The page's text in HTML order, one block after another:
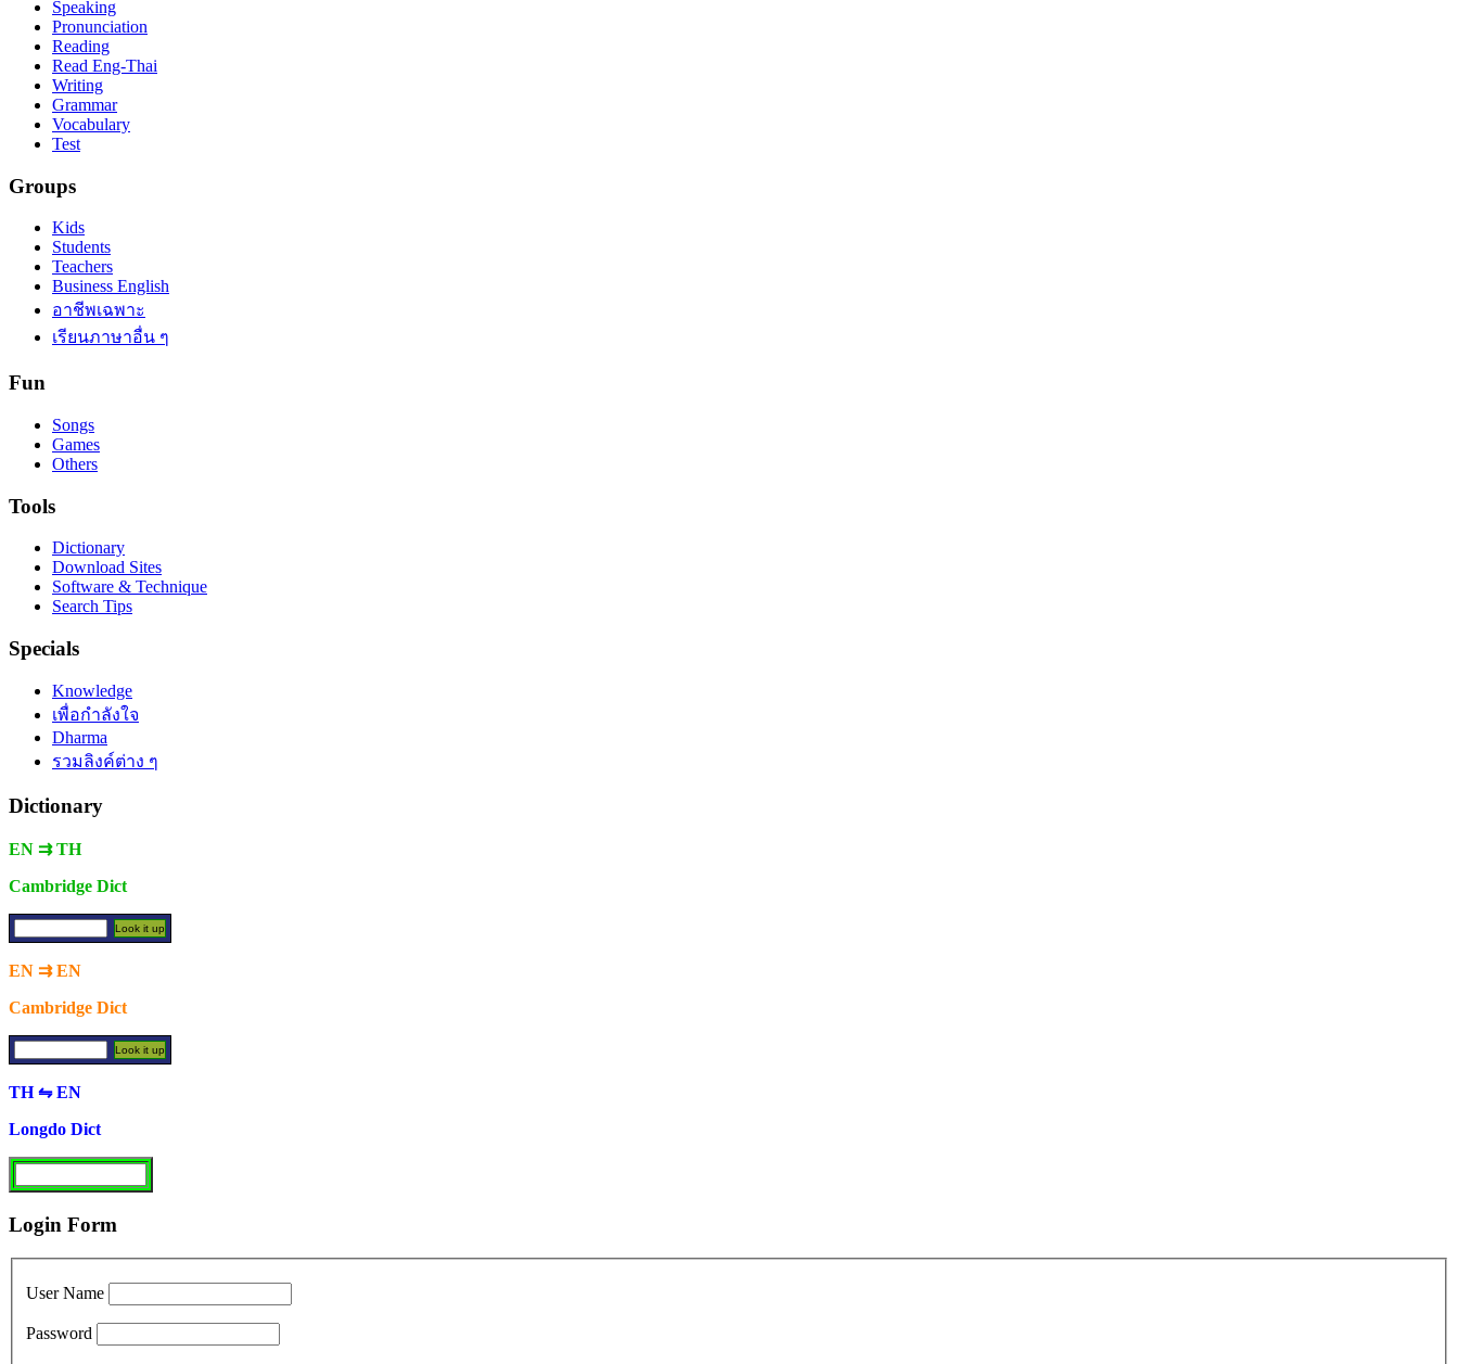
Speaking
Pronunciation
Reading
Read Eng-Thai
Writing
Grammar
Vocabulary
Test
Groups
Kids
Students
Teachers
Business English
อาชีพเฉพาะ
เรียนภาษาอื่น ๆ
Fun
Songs
Games
Others
Tools
Dictionary
Download Sites
Software & Technique
Search Tips
Specials
Knowledge
เพื่อกำลังใจ
Dharma
รวมลิงค์ต่าง ๆ
Dictionary
EN ⇉ TH
Cambridge Dict
EN ⇉ EN
Cambridge Dict
TH ⇋ EN
Longdo Dict
Login Form
User Name
Password